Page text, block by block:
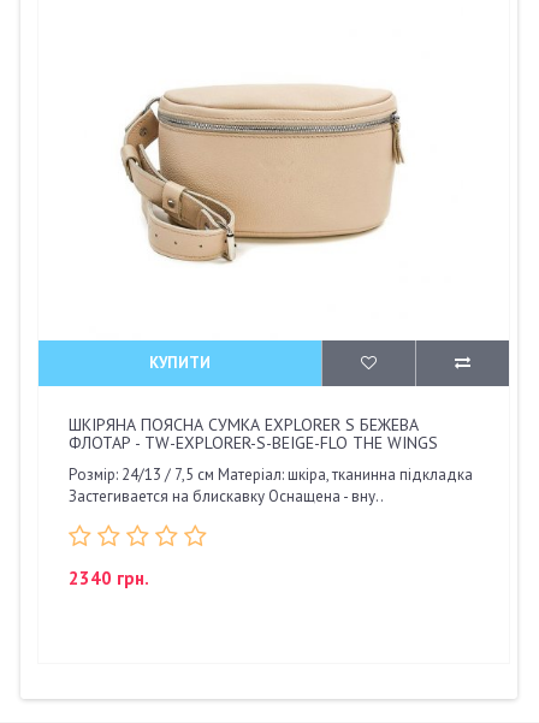
КУПИТИ
ШКІРЯНА ПОЯСНА СУМКА EXPLORER S БЕЖЕВА
ФЛОТАР - TW-EXPLORER-S-BEIGE-FLO THE WINGS
Розмір: 24/13 / 7,5 см Матеріал: шкіра, тканинна підкладка
Застегивается на блискавку Оснащена - вну..
2340 грн.